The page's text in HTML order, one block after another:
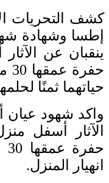
كشف التحريات
إطسا وشهادة
ينقبان عن
حياتهما ثمنًا
واكد شهود عيان
الآثار أسفل
انهيار المنزل.